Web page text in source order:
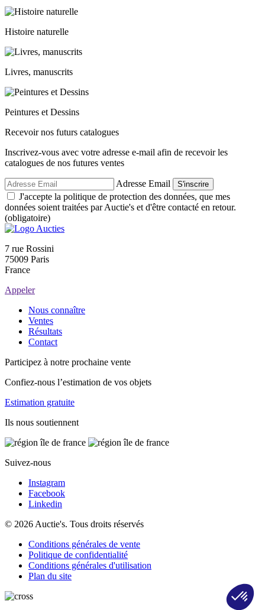
Histoire naturelle
Livres, manuscrits
Peintures et Dessins
Recevoir nos futurs catalogues
Inscrivez-vous avec votre adresse e-mail afin de recevoir les
catalogues de nos futures ventes
Adresse Email S'inscrire
J'accepte la politique de protection des données, que mes
données soient traitées par Auctie's et d'être contacté en retour.
(obligatoire)
7 rue Rossini
75009 Paris
France
Appeler
Nous connaître
Ventes
Résultats
Contact
Participez à notre prochaine vente
Confiez-nous l’estimation de vos objets
Estimation gratuite
Ils nous soutiennent
Suivez-nous
Instagram
Facebook
Linkedin
© 2026 Auctie's. Tous droits réservés
Conditions générales de vente
Politique de confidentialité
Conditions générales d'utilisation
Plan du site